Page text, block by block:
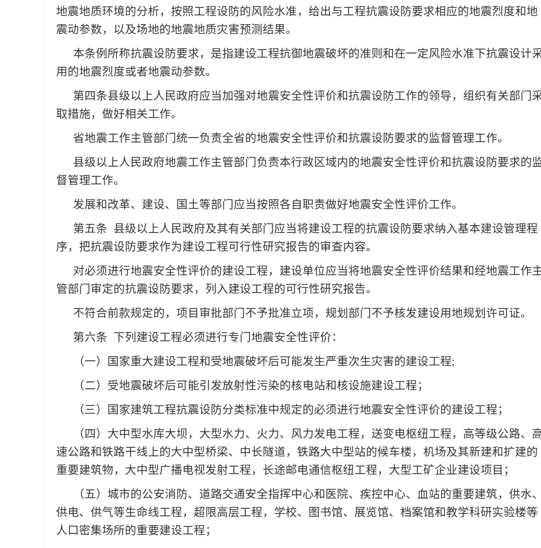
地震地质环境的分析，按照工程设防的风险水准，给出与工程抗震设防要求相应的地震烈度和地
震动参数，以及场地的地震地质灾害预测结果。
本条例所称抗震设防要求，是指建设工程抗御地震破坏的准则和在一定风险水准下抗震设计
用的地震烈度或者地震动参数。
第四条县级以上人民政府应当加强对地震安全性评价和抗震设防工作的领导，组织有关部门
取措施，做好相关工作。
省地震工作主管部门统一负责全省的地震安全性评价和抗震设防要求的监督管理工作。
县级以上人民政府地震工作主管部门负责本行政区域内的地震安全性评价和抗震设防要求的
督管理工作。
发展和改革、建设、国土等部门应当按照各自职责做好地震安全性评价工作。
第五条 县级以上人民政府及其有关部门应当将建设工程的抗震设防要求纳入基本建设管理程
序，把抗震设防要求作为建设工程可行性研究报告的审查内容。
对必须进行地震安全性评价的建设工程，建设单位应当将地震安全性评价结果和经地震工作
管部门审定的抗震设防要求，列入建设工程的可行性研究报告。
不符合前款规定的，项目审批部门不予批准立项，规划部门不予核发建设用地规划许可证。
第六条 下列建设工程必须进行专门地震安全性评价：
（一）国家重大建设工程和受地震破坏后可能发生严重次生灾害的建设工程;
（二）受地震破坏后可能引发放射性污染的核电站和核设施建设工程；
（三）国家建筑工程抗震设防分类标准中规定的必须进行地震安全性评价的建设工程；
（四）大中型水库大坝，大型水力、火力、风力发电工程，送变电枢纽工程，高等级公路、
速公路和铁路干线上的大中型桥梁、中长隧道，铁路大中型站的候车楼，机场及其新建和扩建的
重要建筑物，大中型广播电视发射工程，长途邮电通信枢纽工程，大型工矿企业建设项目；
（五）城市的公安消防、道路交通安全指挥中心和医院、疾控中心、血站的重要建筑，供水
供电、供气等生命线工程，超限高层工程，学校、图书馆、展览馆、档案馆和教学科研实验楼等
人口密集场所的重要建设工程；